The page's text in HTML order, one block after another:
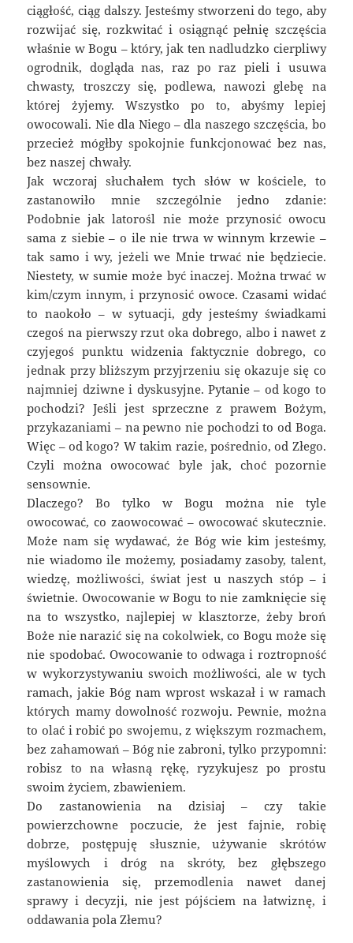
ciągłość, ciąg dalszy. Jesteśmy stworzeni do tego, aby
rozwijać się, rozkwitać i osiągnąć pełnię szczęścia
właśnie w Bogu – który, jak ten nadludzko cierpliwy
ogrodnik, dogląda nas, raz po raz pieli i usuwa
chwasty, troszczy się, podlewa, nawozi glebę na
której żyjemy. Wszystko po to, abyśmy lepiej
owocowali. Nie dla Niego – dla naszego szczęścia, bo
przecież mógłby spokojnie funkcjonować bez nas,
bez naszej chwały.
Jak wczoraj słuchałem tych słów w kościele, to
zastanowiło mnie szczególnie jedno zdanie:
Podobnie jak latorośl nie może przynosić owocu
sama z siebie – o ile nie trwa w winnym krzewie –
tak samo i wy, jeżeli we Mnie trwać nie będziecie.
Niestety, w sumie może być inaczej. Można trwać w
kim/czym innym, i przynosić owoce. Czasami widać
to naokoło – w sytuacji, gdy jesteśmy świadkami
czegoś na pierwszy rzut oka dobrego, albo i nawet z
czyjegoś punktu widzenia faktycznie dobrego, co
jednak przy bliższym przyjrzeniu się okazuje się co
najmniej dziwne i dyskusyjne. Pytanie – od kogo to
pochodzi? Jeśli jest sprzeczne z prawem Bożym,
przykazaniami – na pewno nie pochodzi to od Boga.
Więc – od kogo? W takim razie, pośrednio, od Złego.
Czyli można owocować byle jak, choć pozornie
sensownie.
Dlaczego? Bo tylko w Bogu można nie tyle
owocować, co zaowocować – owocować skutecznie.
Może nam się wydawać, że Bóg wie kim jesteśmy,
nie wiadomo ile możemy, posiadamy zasoby, talent,
wiedzę, możliwości, świat jest u naszych stóp – i
świetnie. Owocowanie w Bogu to nie zamknięcie się
na to wszystko, najlepiej w klasztorze, żeby broń
Boże nie narazić się na cokolwiek, co Bogu może się
nie spodobać. Owocowanie to odwaga i roztropność
w wykorzystywaniu swoich możliwości, ale w tych
ramach, jakie Bóg nam wprost wskazał i w ramach
których mamy dowolność rozwoju. Pewnie, można
to olać i robić po swojemu, z większym rozmachem,
bez zahamowań – Bóg nie zabroni, tylko przypomni:
robisz to na własną rękę, ryzykujesz po prostu
swoim życiem, zbawieniem.
Do zastanowienia na dzisiaj – czy takie
powierzchowne poczucie, że jest fajnie, robię
dobrze, postępuję słusznie, używanie skrótów
myślowych i dróg na skróty, bez głębszego
zastanowienia się, przemodlenia nawet danej
sprawy i decyzji, nie jest pójściem na łatwiznę, i
oddawania pola Złemu?